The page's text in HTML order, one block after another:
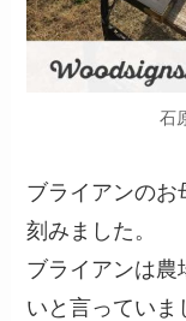
石
ブライアンのお
刻みました。
ブライアンは農
いと言っていま